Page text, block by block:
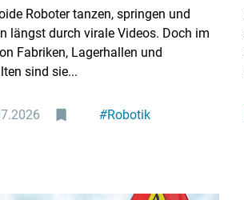
Roboter tanzen, springen und
längst durch virale Videos. Doch im
Fabriken, Lagerhallen und
sind sie...
#Robotik